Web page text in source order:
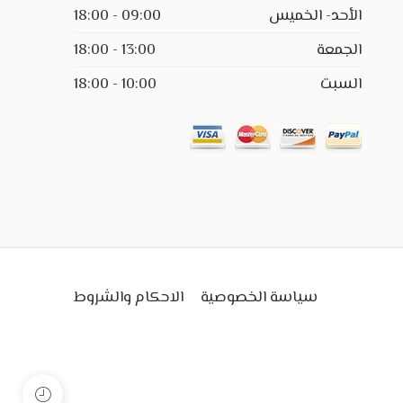
الأحد- الخميس
09:00 - 18:00
الجمعة
13:00 - 18:00
السبت
10:00 - 18:00
سياسة الخصوصية الاحكام والشروط